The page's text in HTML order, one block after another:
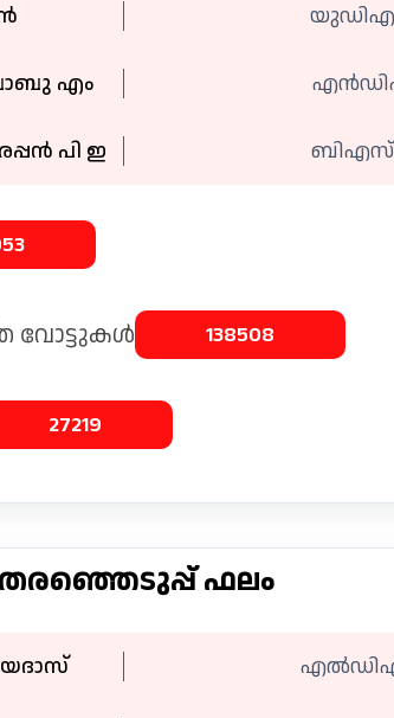
എം
പി ഇ
വോട്ടുകൾ 138508
27219
ഫലം